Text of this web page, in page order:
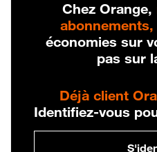
Chez Orange,
abonnements,
économies sur
pas sur
Déjà client
Identifiez-vous